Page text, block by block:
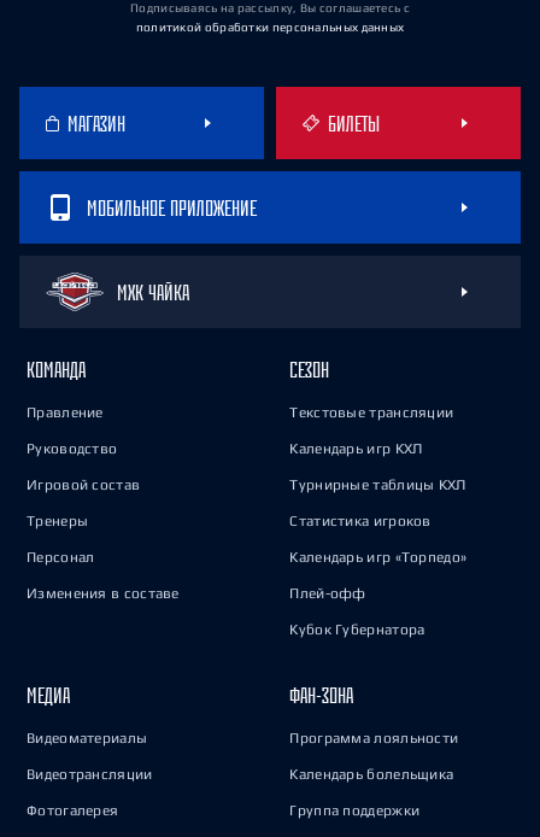
Подписываясь на рассылку, Вы соглашаетесь с
политикой обработки персональных данных
МАГАЗИН БИЛЕТЫ
МОБИЛЬНОЕ ПРИЛОЖЕНИЕ
МХК ЧАЙКА
КОМАНДА
Правление
Руководство
Игровой состав
Тренеры
Персонал
Изменения в составе
СЕЗОН
Текстовые трансляции
Календарь игр КХЛ
Турнирные таблицы КХЛ
Статистика игроков
Календарь игр «Торпедо»
Плей-офф
Кубок Губернатора
МЕДИА
Видеоматериалы
Видеотрансляции
Фотогалерея
ФАН-ЗОНА
Программа лояльности
Календарь болельщика
Группа поддержки